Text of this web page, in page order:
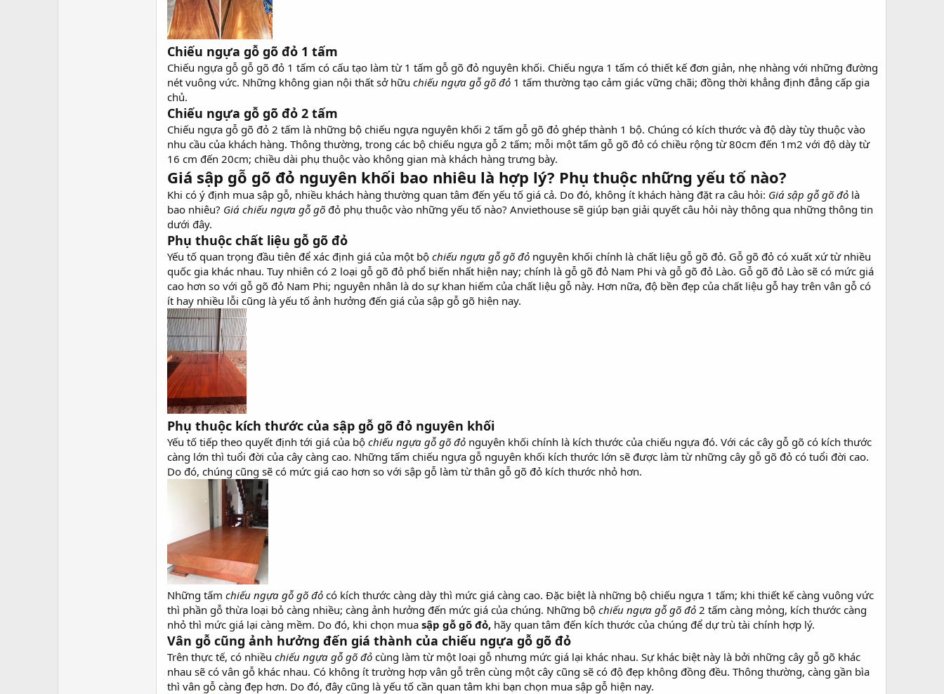
Chiếu ngựa gỗ gõ đỏ 1 tấm
Chiếu ngựa gỗ gỗ gõ đỏ 1 tấm có cấu tạo làm từ 1 tấm gỗ gõ đỏ nguyên khối. Chiếu ngựa 1 tấm có thiết kế đơn giản, nhẹ nhàng với những đường
nét vuông vức. Những không gian nội thất sở hữu chiếu ngựa gỗ gõ đỏ 1 tấm thường tạo cảm giác vững chãi; đồng thời khẳng định đẳng cấp gia
chủ.
Chiếu ngựa gỗ gõ đỏ 2 tấm
Chiếu ngựa gỗ gõ đỏ 2 tấm là những bộ chiếu ngựa nguyên khối 2 tấm gỗ gõ đỏ ghép thành 1 bộ. Chúng có kích thước và độ dày tùy thuộc vào
nhu cầu của khách hàng. Thông thường, trong các bộ chiếu ngựa gỗ 2 tấm; mỗi một tấm gỗ gõ đỏ có chiều rộng từ 80cm đến 1m2 với độ dày từ
16 cm đến 20cm; chiều dài phụ thuộc vào không gian mà khách hàng trưng bày.
Giá sập gỗ gõ đỏ nguyên khối bao nhiêu là hợp lý? Phụ thuộc những yếu tố nào?
Khi có ý định mua sập gỗ, nhiều khách hàng thường quan tâm đến yếu tố giá cả. Do đó, không ít khách hàng đặt ra câu hỏi: Giá sập gỗ gõ đỏ là
bao nhiêu? Giá chiếu ngựa gỗ gõ đỏ phụ thuộc vào những yếu tố nào? Anviethouse sẽ giúp bạn giải quyết câu hỏi này thông qua những thông tin
dưới đây.
Phụ thuộc chất liệu gỗ gõ đỏ
Yếu tố quan trọng đầu tiên để xác định giá của một bộ chiếu ngựa gỗ gõ đỏ nguyên khối chính là chất liệu gỗ gõ đỏ. Gỗ gõ đỏ có xuất xứ từ nhiều
quốc gia khác nhau. Tuy nhiên có 2 loại gỗ gõ đỏ phổ biến nhất hiện nay; chính là gỗ gõ đỏ Nam Phi và gỗ gõ đỏ Lào. Gỗ gõ đỏ Lào sẽ có mức giá
cao hơn so với gỗ gõ đỏ Nam Phi; nguyên nhân là do sự khan hiếm của chất liệu gỗ này. Hơn nữa, độ bền đẹp của chất liệu gỗ hay trên vân gỗ có
ít hay nhiều lỗi cũng là yếu tố ảnh hưởng đến giá của sập gỗ gõ hiện nay.
Phụ thuộc kích thước của sập gỗ gõ đỏ nguyên khối
Yếu tố tiếp theo quyết định tới giá của bộ chiếu ngựa gỗ gõ đỏ nguyên khối chính là kích thước của chiếu ngựa đó. Với các cây gỗ gõ có kích thước
càng lớn thì tuổi đời của cây càng cao. Những tấm chiếu ngựa gỗ nguyên khối kích thước lớn sẽ được làm từ những cây gỗ gõ đỏ có tuổi đời cao.
Do đó, chúng cũng sẽ có mức giá cao hơn so với sập gỗ làm từ thân gỗ gõ đỏ kích thước nhỏ hơn.
Những tấm chiếu ngựa gỗ gõ đỏ có kích thước càng dày thì mức giá càng cao. Đặc biệt là những bộ chiếu ngựa 1 tấm; khi thiết kế càng vuông vức
thì phần gỗ thừa loại bỏ càng nhiều; càng ảnh hưởng đến mức giá của chúng. Những bộ chiếu ngựa gỗ gõ đỏ 2 tấm càng mỏng, kích thước càng
nhỏ thì mức giá lại càng mềm. Do đó, khi chọn mua sập gỗ gõ đỏ, hãy quan tâm đến kích thước của chúng để dự trù tài chính hợp lý.
Vân gỗ cũng ảnh hưởng đến giá thành của chiếu ngựa gỗ gõ đỏ
Trên thực tế, có nhiều chiếu ngựa gỗ gõ đỏ cùng làm từ một loại gỗ nhưng mức giá lại khác nhau. Sự khác biệt này là bởi những cây gỗ gõ khác
nhau sẽ có vân gỗ khác nhau. Có không ít trường hợp vân gỗ trên cùng một cây cũng sẽ có độ đẹp không đồng đều. Thông thường, càng gần bìa
thì vân gỗ càng đẹp hơn. Do đó, đây cũng là yếu tố cần quan tâm khi bạn chọn mua sập gỗ hiện nay.